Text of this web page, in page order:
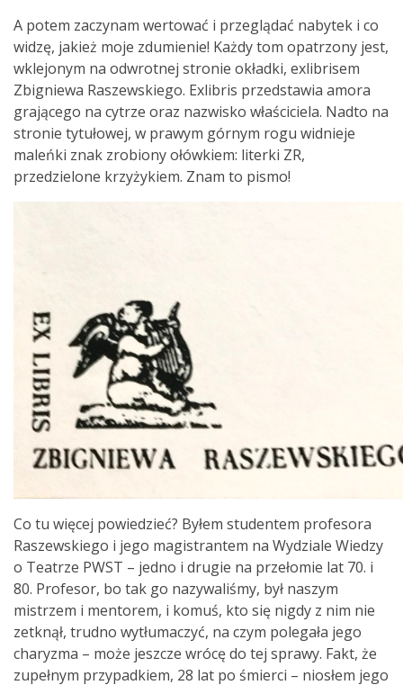
A potem zaczynam wertować i przeglądać nabytek i co
widzę, jakież moje zdumienie! Każdy tom opatrzony jest,
wklejonym na odwrotnej stronie okładki, exlibrisem
Zbigniewa Raszewskiego. Exlibris przedstawia amora
grającego na cytrze oraz nazwisko właściciela. Nadto na
stronie tytułowej, w prawym górnym rogu widnieje
maleńki znak zrobiony ołówkiem: literki ZR,
przedzielone krzyżykiem. Znam to pismo!
Co tu więcej powiedzieć? Byłem studentem profesora
Raszewskiego i jego magistrantem na Wydziale Wiedzy
o Teatrze PWST – jedno i drugie na przełomie lat 70. i
80. Profesor, bo tak go nazywaliśmy, był naszym
mistrzem i mentorem, i komuś, kto się nigdy z nim nie
zetknął, trudno wytłumaczyć, na czym polegała jego
charyzma – może jeszcze wrócę do tej sprawy. Fakt, że
zupełnym przypadkiem, 28 lat po śmierci – niosłem jego